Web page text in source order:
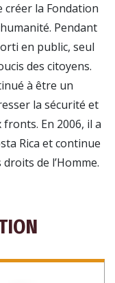
créer la Fondation
Pendant
en public, seul
des citoyens.
à être un
la sécurité et
En 2006, il a
Rica et continue
de l’Homme.